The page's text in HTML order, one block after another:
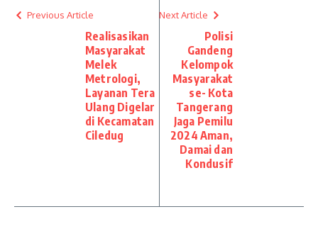
Previous Article
Realisasikan
Masyarakat
Melek
Metrologi,
Layanan Tera
Ulang Digelar
di Kecamatan
Ciledug
Next Article
Polisi
Gandeng
Kelompok
Masyarakat
se- Kota
Tangerang
Jaga Pemilu
2024 Aman,
Damai dan
Kondusif